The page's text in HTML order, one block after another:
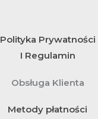
Polityka Prywatności
I Regulamin
Obsługa Klienta
Metody płatności